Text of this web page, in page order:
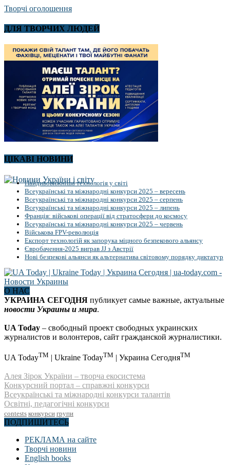
Творчі оголошення
ДЛЯ ТВОРЧИХ ЛЮДЕЙ
ЦІКАВІ НОВИНИ
Найдивовижніша технологія у світі
Всеукраїнські та міжнародні конкурси 2025 – вересень
Всеукраїнські та міжнародні конкурси 2025 – серпень
Всеукраїнські та міжнародні конкурси 2025 – липень
Франція: військові операції від стратосфери до космосу
Всеукраїнські та міжнародні конкурси 2025 – червень
Військова FPV-революція
Експорт технологій як запорука міцного безпекового альянсу
Євробачення-2025 виграв JJ з Австрії
Нові безпекові альянси як альтернатива світовому порядку диктатур
О НАС
УКРАИНА СЕГОДНЯ публикует самые важные, актуальные
новости Украины и мира.
UA Today – свободный проект свободных украинских
журналистов и волонтеров, сайт гражданской журналистики.
UA TodayTM | Ukraine TodayTM | Украина СегодняTM
Алея Зірок України – творча екосистема
Конкурсний портал – справжні конкурси
Всеукраїнські та міжнародні конкурси талантів
Освітні, педагогічні конкурси
contests конкурси групи
ПОДПИШИТЕСЬ
РЕКЛАМА на сайте
Творчі новини
English books